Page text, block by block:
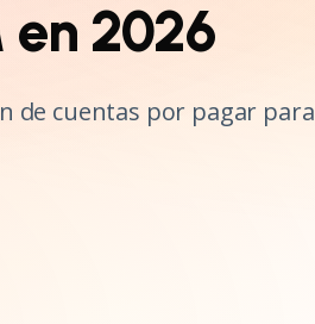
2026
de cuentas por pagar para